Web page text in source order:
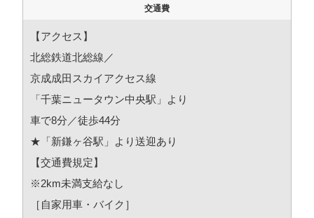
交通費
【アクセス】
北総鉄道北総線／
京成成田スカイアクセス線
「千葉ニュータウン中央駅」より
車で8分／徒歩44分
★「新鎌ヶ谷駅」より送迎あり
【交通費規定】
※2km未満支給なし
［自家用車・バイク］